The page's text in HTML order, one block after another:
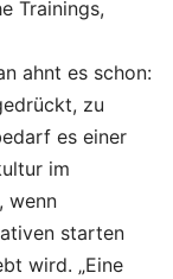
Trainings,
ahnt es schon:
zu
es einer
im
wenn
starten
wird. „Eine